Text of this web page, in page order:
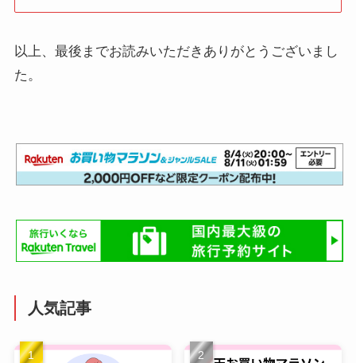
以上、最後までお読みいただきありがとうございまし
た。
人気記事